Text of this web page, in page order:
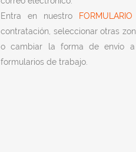
Entra en nuestro
FORMULARIO
contratación, seleccionar otras
o cambiar la forma de envío
formularios de trabajo.